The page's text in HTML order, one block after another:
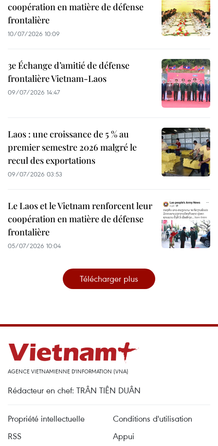
coopération en matière de défense
frontalière
10/07/2026 10:09
3e Échange d’amitié de défense
frontalière Vietnam-Laos
09/07/2026 14:47
Laos : une croissance de 5 % au
premier semestre 2026 malgré le
recul des exportations
09/07/2026 03:53
Le Laos et le Vietnam renforcent leur
coopération en matière de défense
frontalière
05/07/2026 10:04
Télécharger plus
AGENCE VIETNAMIENNE D'INFORMATION (VNA)
Rédacteur en chef: TRÂN TIÊN DUÂN
Propriété intellectuelle
Conditions d'utilisation
RSS
Appui